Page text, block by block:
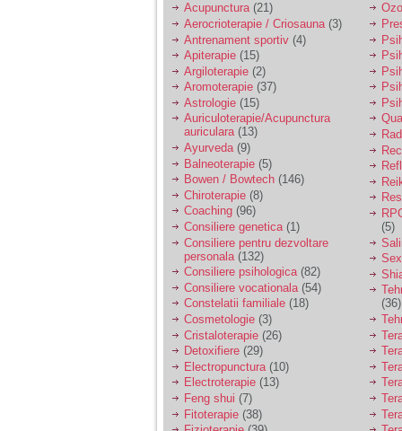
Ma aflu aici pentru ca
vreau sa stiu daca am
nevoie de un psiholog
sau psihiatru.
Sunt casatorita, am
31 de ani si un copil in
varsta de 2 ani care
mi-e lumina ochilor.
De ceva timp simt ca
mi s-a adunat
oboseala, o oboseala
cronica de care nu pot
scapa si simt ca din
cauza ei nu pot
controla nervii si
cateodata are copilul
de suferit.
Am o bariera peste
care nu pot trece:
prietena mea a ramas
insarcinata cu o fata.
Am fost de comun
acord sa facem un
copil, cu gandul ca e
baiat.
Acupunctura(21)
Aerocrioterapie / Criosauna (3)
Antrenament sportiv (4)
Apiterapie (15)
Argiloterapie (2)
Aromoterapie (37)
Astrologie (15)
Auriculoterapie/Acupunctura
auriculara(13)
Ayurveda(9)
Balneoterapie (5)
Bowen / Bowtech (146)
Chiroterapie (8)
Coaching (96)
Consiliere genetica(1)
Consiliere pentru dezvoltare
personala (132)
Consiliere psihologica(82)
Consiliere vocationala (54)
Constelatii familiale (18)
Cosmetologie (3)
Cristaloterapie (26)
Detoxifiere (29)
Electropunctura (10)
Electroterapie (13)
Feng shui (7)
Fitoterapie (38)
(5)
(36)